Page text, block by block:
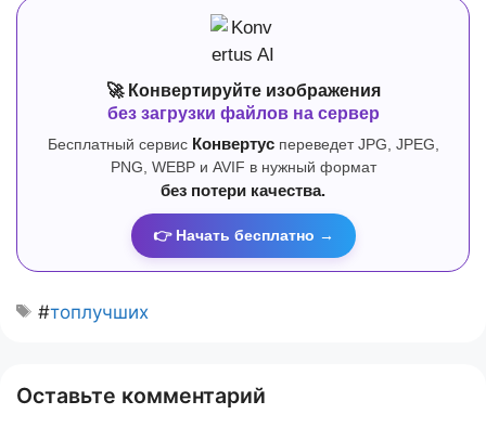
🚀 Конвертируйте изображения
без загрузки файлов на сервер
Бесплатный сервис Конвертуспереведет JPG, JPEG,
PNG, WEBP и AVIF в нужный формат
без потери качества.
👉 Начать бесплатно →
#топлучших
Оставьте комментарий